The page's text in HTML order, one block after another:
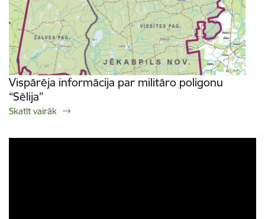
Vispārēja informācija par militāro poligonu
“Sēlija”
Skatīt vairāk